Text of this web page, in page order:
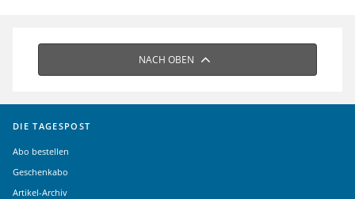
NACH OBEN
DIE TAGESPOST
Abo bestellen
Geschenkabo
Artikel-Archiv